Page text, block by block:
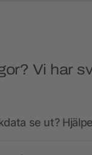
Vi har
se ut?